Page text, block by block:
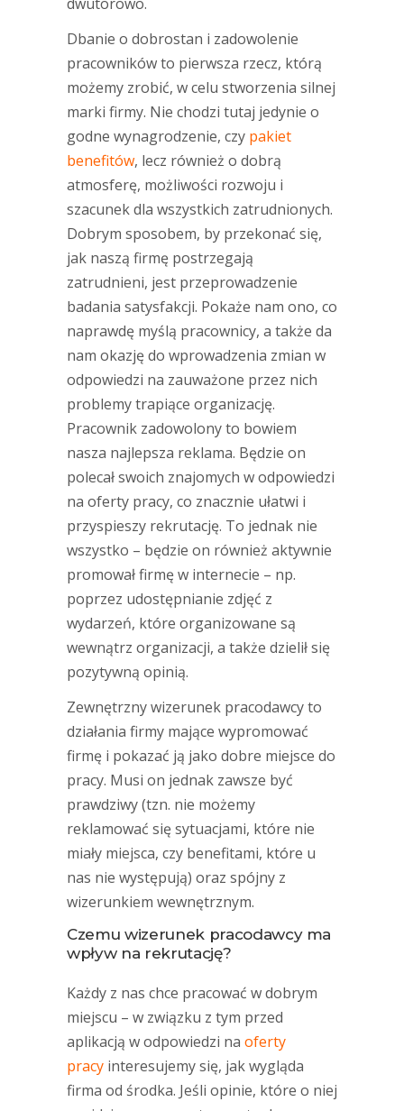
Dbanie o dobrostan i zadowolenie
pracowników to pierwsza rzecz, którą
możemy zrobić, w celu stworzenia silnej
marki firmy. Nie chodzi tutaj jedynie o
godne wynagrodzenie, czy pakiet
benefitów, lecz również o dobrą
atmosferę, możliwości rozwoju i
szacunek dla wszystkich zatrudnionych.
Dobrym sposobem, by przekonać się,
jak naszą firmę postrzegają
zatrudnieni, jest przeprowadzenie
badania satysfakcji. Pokaże nam ono, co
naprawdę myślą pracownicy, a także da
nam okazję do wprowadzenia zmian w
odpowiedzi na zauważone przez nich
problemy trapiące organizację.
Pracownik zadowolony to bowiem
nasza najlepsza reklama. Będzie on
polecał swoich znajomych w odpowiedzi
na oferty pracy, co znacznie ułatwi i
przyspieszy rekrutację. To jednak nie
wszystko – będzie on również aktywnie
promował firmę w internecie – np.
poprzez udostępnianie zdjęć z
wydarzeń, które organizowane są
wewnątrz organizacji, a także dzielił się
pozytywną opinią.
Zewnętrzny wizerunek pracodawcy to
działania firmy mające wypromować
firmę i pokazać ją jako dobre miejsce do
pracy. Musi on jednak zawsze być
prawdziwy (tzn. nie możemy
reklamować się sytuacjami, które nie
miały miejsca, czy benefitami, które u
nas nie występują) oraz spójny z
wizerunkiem wewnętrznym.
Czemu wizerunek pracodawcy ma
wpływ na rekrutację?
Każdy z nas chce pracować w dobrym
miejscu – w związku z tym przed
aplikacją w odpowiedzi na oferty
pracy interesujemy się, jak wygląda
firma od środka. Jeśli opinie, które o niej